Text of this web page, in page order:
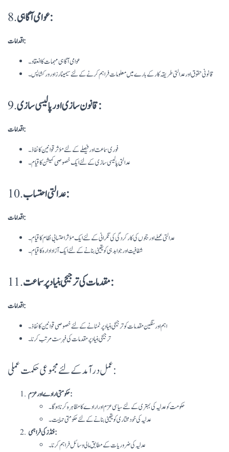
8. عوامی آگاہی:
اقدامات:
عوامی آگاہی مہمات کا انعقاد۔
قانونی حقوق اور عدالتی طریقہ کار کے بارے میں معلومات فراہم کرنے کے لئے سیمینارز اور ورکشاپس۔
9. قانون سازی اور پالیسی سازی:
اقدامات:
فوری سماعت اور فیصلے کے لئے مؤثر قوانین کا نفاذ۔
عدالتی پالیسی سازی کے لئے ایک خصوصی کمیشن کا قیام۔
10. عدالتی احتساب:
اقدامات:
عدالتی عملے اور ججوں کی کارکردگی کی نگرانی کے لئے ایک مؤثر احتسابی نظام کا قیام۔
شفافیت اور جوابدہی کو یقینی بنانے کے لئے ایک آزاد ادارہ کا قیام۔
11. مقدمات کی ترجیحی بنیاد پر سماعت:
اقدامات:
اہم اور سنگین مقدمات کو ترجیحی بنیاد پر نمٹانے کے لئے خصوصی قوانین کا نفاذ۔
ترجیحی بنیاد پر مقدمات کی فہرست مرتب کرنا۔
عمل درآمد کے لئے مجموعی حکمت عملی:
حکومتی ارادے اور عزم:
حکومت کو عدلیہ کی بہتری کے لئے سیاسی عزم اور ارادے کا مظاہرہ کرنا ہوگا۔
عدلیہ کی خود مختاری کو یقینی بنانے کے لئے حکومتی حمایت۔
فنڈز کی فراہمی:
عدلیہ کی ضروریات کے مطابق مالی وسائل فراہم کرنا۔